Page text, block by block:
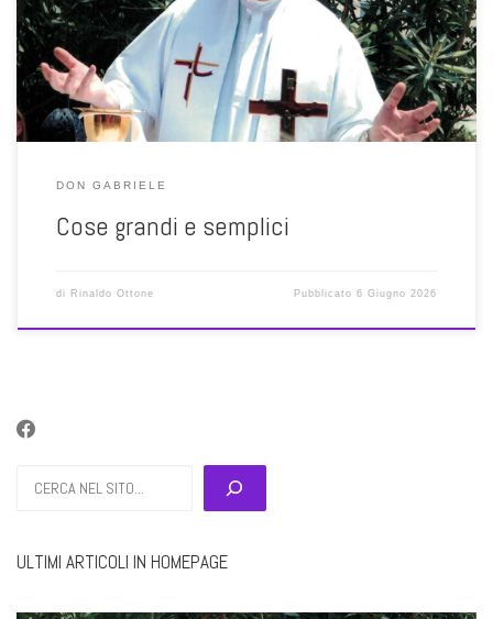
o il risultato di una autogenerazione. Ciò che siamo oggi è l’insieme
di una miriade di “doni” ricevuti nel corso della vita. Ci sono i […]
DON GABRIELE
Cose grandi e semplici
di Rinaldo Ottone Pubblicato6 Giugno 2026
ULTIMI ARTICOLI IN HOMEPAGE